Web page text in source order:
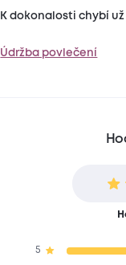
K dokonalosti chybí
Údržba povlečení
5